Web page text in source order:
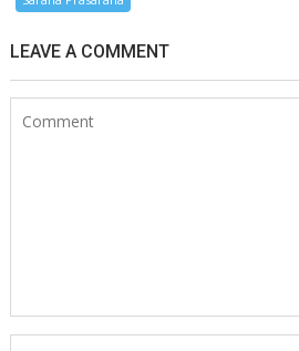
LEAVE A COMMENT